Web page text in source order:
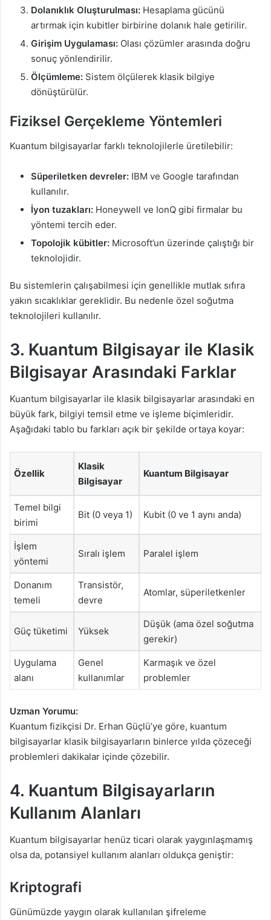
Dolanıklık Oluşturulması: Hesaplama gücünü
artırmak için kubitler birbirine dolanık hale getirilir.
Girişim Uygulaması: Olası çözümler arasında doğru
sonuç yönlendirilir.
Ölçümleme: Sistem ölçülerek klasik bilgiye
dönüştürülür.
Fiziksel Gerçekleme Yöntemleri
Kuantum bilgisayarlar farklı teknolojilerle üretilebilir:
Süperiletken devreler: IBM ve Google tarafından
kullanılır.
İyon tuzakları: Honeywell ve IonQ gibi firmalar bu
yöntemi tercih eder.
Topolojik kübitler: Microsoft’un üzerinde çalıştığı bir
teknolojidir.
Bu sistemlerin çalışabilmesi için genellikle mutlak sıfıra
yakın sıcaklıklar gereklidir. Bu nedenle özel soğutma
teknolojileri kullanılır.
3. Kuantum Bilgisayar ile Klasik
Bilgisayar Arasındaki Farklar
Kuantum bilgisayarlar ile klasik bilgisayarlar arasındaki en
büyük fark, bilgiyi temsil etme ve işleme biçimleridir.
Aşağıdaki tablo bu farkları açık bir şekilde ortaya koyar:
Özellik
Klasik
Bilgisayar
Kuantum Bilgisayar
Temel bilgi
birimi
Bit (0 veya 1) Kubit (0 ve 1 aynı anda)
İşlem
yöntemi
Sıralı işlem Paralel işlem
Donanım
temeli
Transistör,
devre
Atomlar, süperiletkenler
Güç tüketimi Yüksek
Düşük (ama özel soğutma
gerekir)
Uygulama
alanı
Genel
kullanımlar
Karmaşık ve özel
problemler
Uzman Yorumu:
Kuantum fizikçisi Dr. Erhan Güçlü’ye göre, kuantum
bilgisayarlar klasik bilgisayarların binlerce yılda çözeceği
problemleri dakikalar içinde çözebilir.
4. Kuantum Bilgisayarların
Kullanım Alanları
Kuantum bilgisayarlar henüz ticari olarak yaygınlaşmamış
olsa da, potansiyel kullanım alanları oldukça geniştir:
Kriptografi
Günümüzde yaygın olarak kullanılan şifreleme